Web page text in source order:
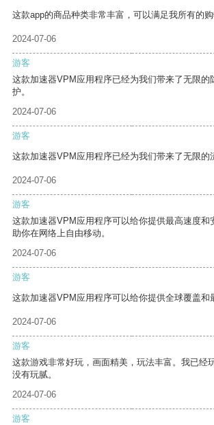
这款app的商品种类非常丰富，可以满足我所有的购
2024-07-06
游客
这款加速器VPM应用程序已经为我们带来了无限的
护。
2024-07-06
游客
这款加速器VPM应用程序已经为我们带来了无限的
2024-07-06
游客
这款加速器VPM应用程序可以给你提供最高速度和
助你在网络上自由移动。
2024-07-06
游客
这款加速器VPM应用程序可以给你提供全球覆盖和
2024-07-06
游客
这款游戏非常好玩，画面精美，玩法丰富。我已经
没有玩腻。
2024-07-06
游客